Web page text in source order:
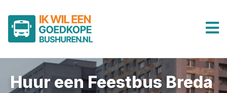
Huur een Feestbus Breda